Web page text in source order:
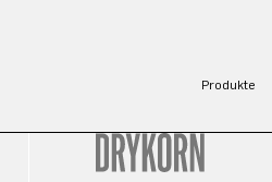
Produkte